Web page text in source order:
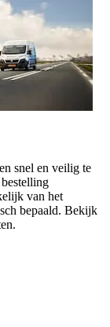
snel en veilig te
van het
bepaald. Bekijk